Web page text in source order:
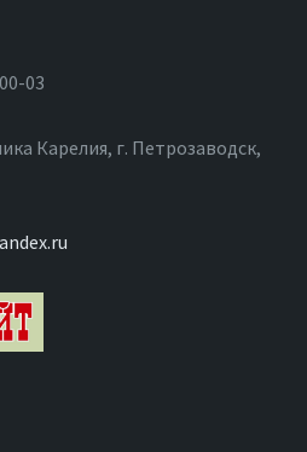
03
Карелия, г. Петрозаводск,